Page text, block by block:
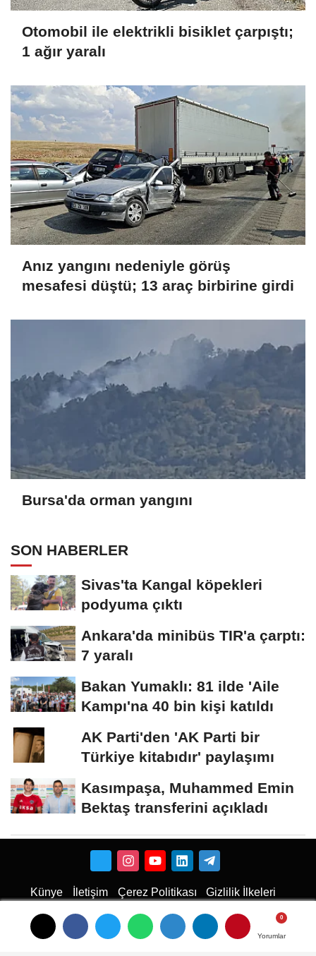
Yorumlar
Yorumlar
Yorumlar
Otomobil ile elektrikli bisiklet çarpıştı;
1 ağır yaralı
Anız yangını nedeniyle görüş
mesafesi düştü; 13 araç birbirine girdi
Bursa'da orman yangını
SON HABERLER
Sivas'ta Kangal köpekleri
podyuma çıktı
Ankara'da minibüs TIR'a çarptı:
7 yaralı
Bakan Yumaklı: 81 ilde 'Aile
Kampı'na 40 bin kişi katıldı
AK Parti'den 'AK Parti bir
Türkiye kitabıdır' paylaşımı
Kasımpaşa, Muhammed Emin
Bektaş transferini açıkladı
Künye İletişim Çerez Politikası Gizlilik İlkeleri
Karaman Haber Haber Karaman Haber Karaman Web Tasarım Hukuki Haber
Karaman
Emlak
Karaman Çiçekci
Haber